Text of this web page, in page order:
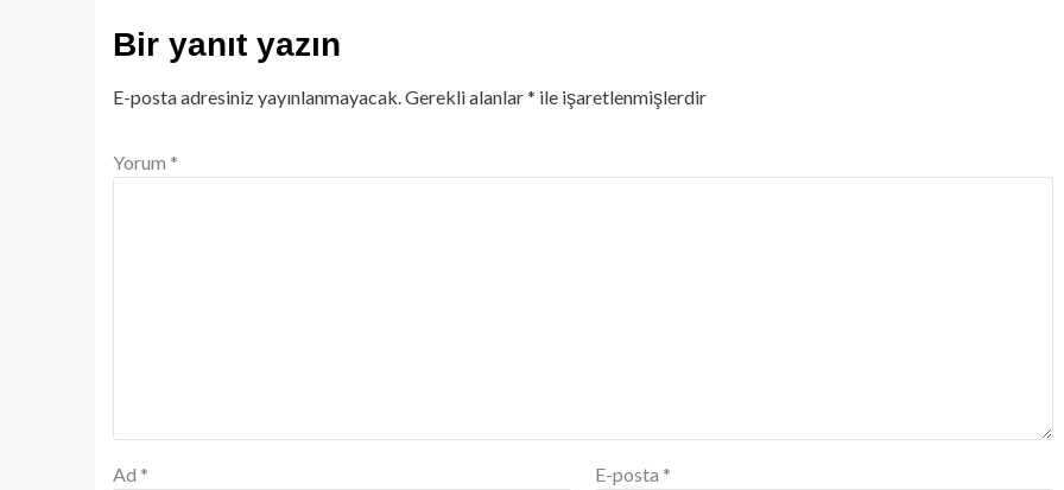
Bir yanıt yazın
E-posta adresiniz yayınlanmayacak.Gerekli alanlar* ile işaretlenmişlerdir
Yorum *
Ad * E-posta *